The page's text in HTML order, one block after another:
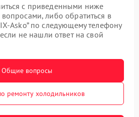
с приведенными ниже
либо обратиться в
Asko” по следующему телефону
если не нашли ответ на свой
Общие вопросы
ремонту холодильников